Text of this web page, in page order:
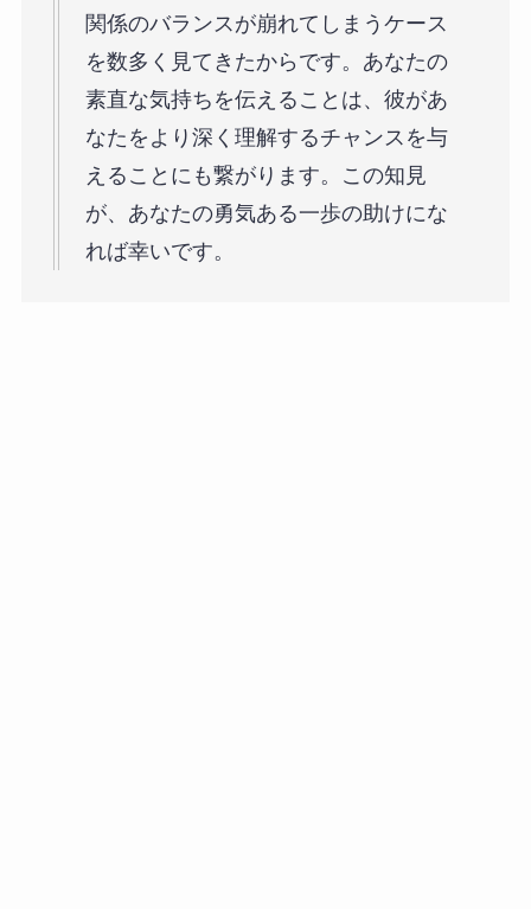
関係のバランスが崩れてしまうケース
を数多く見てきたからです。あなたの
素直な気持ちを伝えることは、彼があ
なたをより深く理解するチャンスを与
えることにも繋がります。この知見
が、あなたの勇気ある一歩の助けにな
れば幸いです。